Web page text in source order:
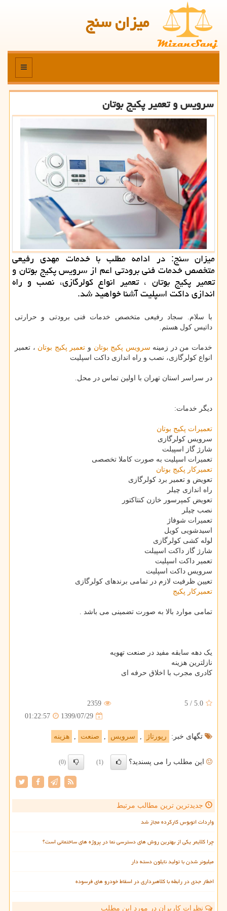
میزان سنج
منو
سرویس و تعمیر پكیج بوتان
میزان سنج: در ادامه مطلب با خدمات مهدی رفیعی
متخصص خدمات فنی برودتی اعم از سرویس پكیج بوتان و
تعمیر پكیج بوتان ، تعمیر انواع كولرگازی، نصب و راه
اندازی داكت اسپلیت آشنا خواهید شد.
با سلام. سجاد رفیعی متخصص خدمات فنی برودتی و حرارتی
داتیس کول هستم.
خدمات من در زمینه سرویس پکیج بوتان و تعمیر پکیج بوتان ، تعمیر
انواع کولرگازی، نصب و راه اندازی داکت اسپلیت
در سراسر استان تهران با اولین تماس در محل.
دیگر خدمات:
تعمیرات پکیج بوتان
سرویس کولرگازی
شارژ گاز اسپیلت
تعمیرات اسپلیت به صورت کاملا تخصصی
تعمیرکار پکیج بوتان
تعویض و تعمیر برد کولرگازی
راه اندازی چیلر
تعویض کمپرسور خازن کنتاکتور
نصب چیلر
تعمیرات شوفاژ
اسیدشویی کویل
لوله کشی کولرگازی
شارژ گاز داکت اسپیلت
تعمیر داکت اسپلیت
سرویس داکت اسپلیت
تعیین ظرفیت لازم در تمامی برندهای کولرگازی
تعمیرکار پکیج
تمامی موارد بالا به صورت تضمینی می باشد .
یک دهه سابقه مفید در صنعت تهویه
نازلترین هزینه
کادری مجرب با اخلاق حرفه ای
5.0
/
5
2359
1399/07/29
01:22:57
تگهای خبر: رپورتاژ , سرویس , صنعت , هزینه
این مطلب را می پسندید؟ (1)
(0)
جدیدترین ترین مطالب مرتبط
واردات اتوبوس کارکرده مجاز شد
چرا کلایمر یکی از بهترین روش های دسترسی نما در پروژه های ساختمانی است؟
میلیونر شدن با تولید نایلون دسته دار
اخطار جدی در رابطه با کلاهبرداری در اسقاط خودرو های فرسوده
نظرات کاربران در مورد این مطلب